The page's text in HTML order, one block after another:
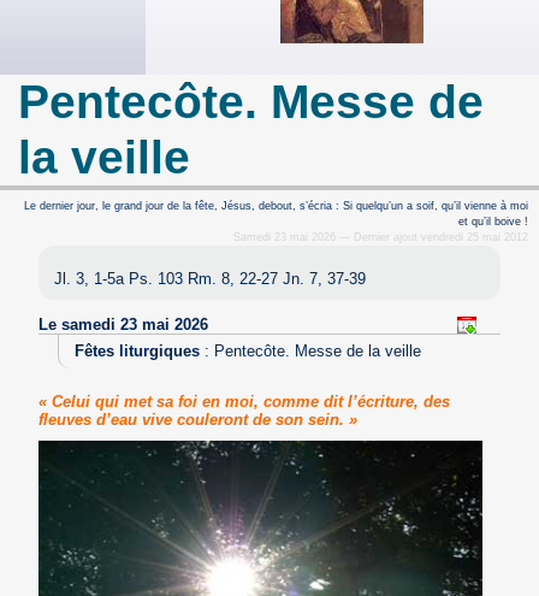
Pentecôte. Messe de
la veille
Le dernier jour, le grand jour de la fête, Jésus, debout, s’écria : Si quelqu’un a soif, qu’il vienne à moi
et qu’il boive !
Samedi 23 mai 2026 — Dernier ajout vendredi 25 mai 2012
Jl. 3, 1-5a Ps. 103 Rm. 8, 22-27 Jn. 7, 37-39
Le samedi 23 mai 2026
Fêtes liturgiques: Pentecôte. Messe de la veille
« Celui qui met sa foi en moi, comme dit l’écriture, des
fleuves d’eau vive couleront de son sein. »